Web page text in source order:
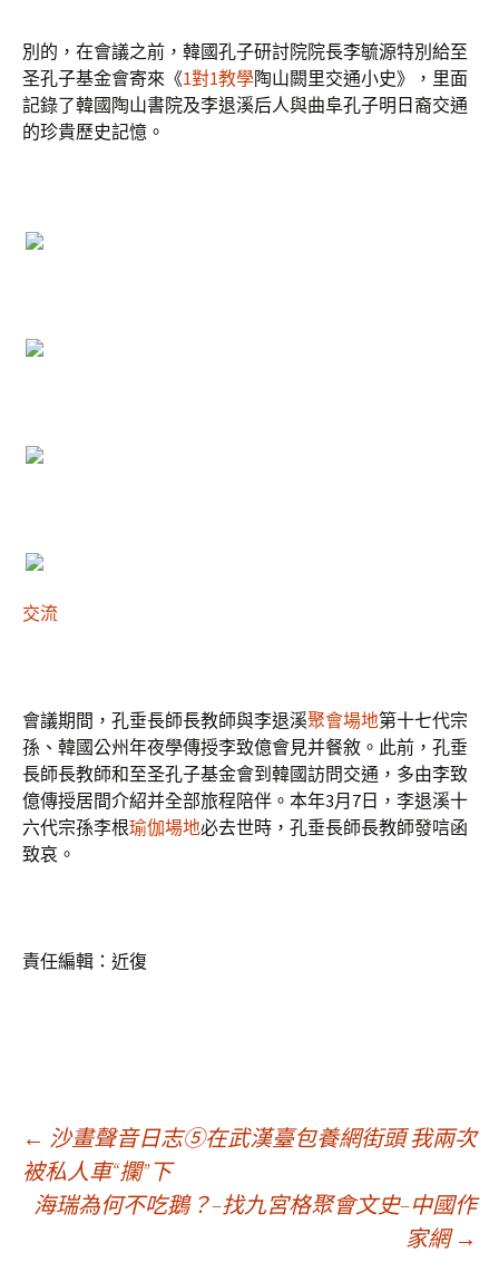
別的，在會議之前，韓國孔子研討院院長李毓源特別給至
圣孔子基金會寄來《1對1教學陶山闕里交通小史》，里面
記錄了韓國陶山書院及李退溪后人與曲阜孔子明日裔交通
的珍貴歷史記憶。
交流
會議期間，孔垂長師長教師與李退溪聚會場地第十七代宗
孫、韓國公州年夜學傳授李致億會見并餐敘。此前，孔垂
長師長教師和至圣孔子基金會到韓國訪問交通，多由李致
億傳授居間介紹并全部旅程陪伴。本年3月7日，李退溪十
六代宗孫李根瑜伽場地必去世時，孔垂長師長教師發唁函
致哀。
責任編輯：近復
文
章
← 沙畫聲音日志⑤在武漢臺包養網街頭 我兩次
被私人車“攔”下
海瑞為何不吃鵝？–找九宮格聚會文史–中國作
家網 →